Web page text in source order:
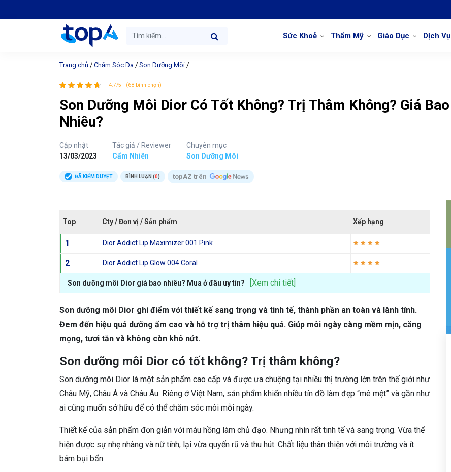
Sức Khoẻ Thẩm Mỹ Giáo Dục Dịch Vụ
Trang chủ / Chăm Sóc Da / Son Dưỡng Môi /
4.7/5 - (68 bình chọn)
Son Dưỡng Môi Dior Có Tốt Không? Trị Thâm Không? Giá Bao
Nhiêu?
Cập nhật
13/03/2023
Tác giả / Reviewer
Cẩm Nhiên
Chuyên mục
Son Dưỡng Môi
ĐÃ KIỂM DUYỆT BÌNH LUẬN (0) topAZ trên
Top Cty / Đơn vị / Sản phẩm Xếp hạng
1 Dior Addict Lip Maximizer 001 Pink
2 Dior Addict Lip Glow 004 Coral
Son dưỡng môi Dior giá bao nhiêu? Mua ở đâu uy tín? [Xem chi tiết]
Son dưỡng môi Dior ghi điểm với thiết kế sang trọng và tinh tế, thành phần an toàn và lành tính.
Đem đến hiệu quả dưỡng ẩm cao và hỗ trợ trị thâm hiệu quả. Giúp môi ngày càng mềm mịn, căng
mọng, tươi tắn và không còn khô nứt.
Son dưỡng môi Dior có tốt không? Trị thâm không?
Son dưỡng môi Dior là một sản phẩm cao cấp và được ưa chuộng tại nhiều thị trường lớn trên thế giới như
Châu Mỹ, Châu Á và Châu Âu. Riêng ở Việt Nam, sản phẩm khiến nhiều tín đồ làm đẹp “mê mệt” và gần như
ai cũng muốn sở hữu để có thể chăm sóc môi mỗi ngày.
Thiết kế của sản phẩm đơn giản với màu hồng làm chủ đạo. Nhưng nhìn rất tinh tế và sang trọng. Vừa thể
hiện được sự nhẹ nhàng và nữ tính, lại vừa quyến rũ và thu hút. Chất liệu thân thiện với môi trường và ít
bám bụi bẩn.